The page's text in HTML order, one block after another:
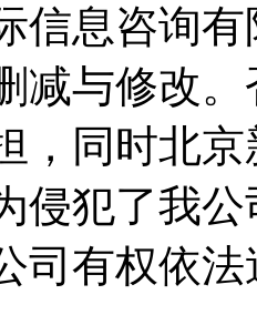
信息咨询
减与修改
，同时北
侵犯了我
司有权依